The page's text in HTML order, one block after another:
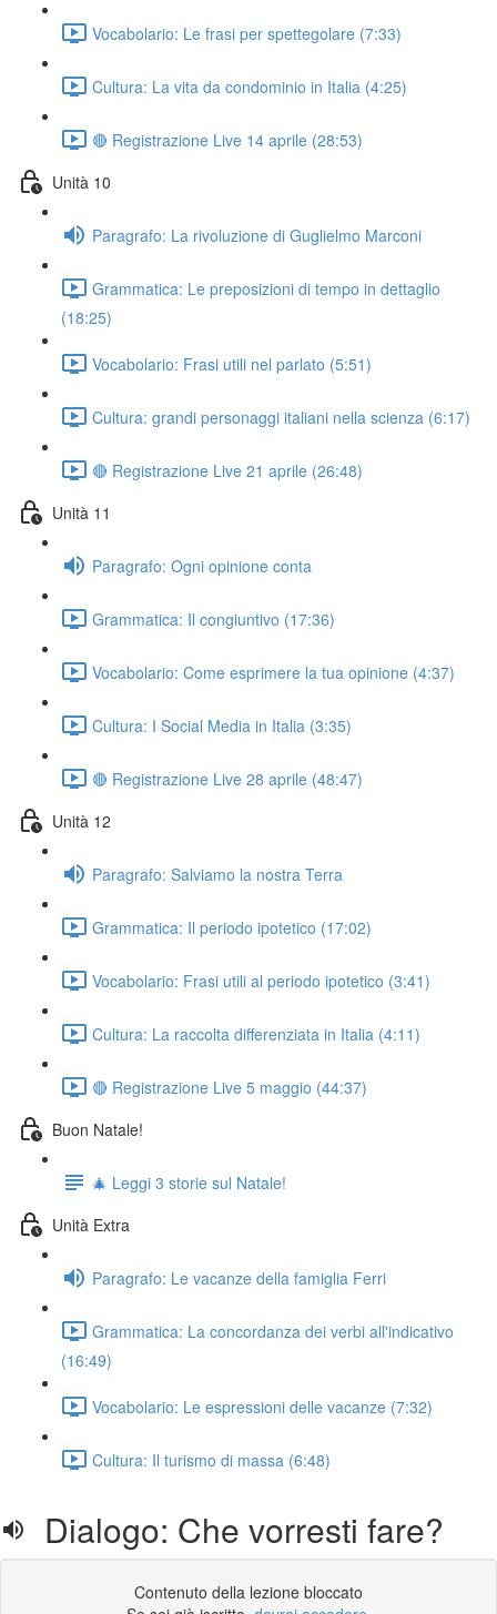
Vocabolario: Le frasi per spettegolare (7:33)
Cultura: La vita da condominio in Italia (4:25)
🔴 Registrazione Live 14 aprile (28:53)
Unità 10
Paragrafo: La rivoluzione di Guglielmo Marconi
Grammatica: Le preposizioni di tempo in dettaglio
(18:25)
Vocabolario: Frasi utili nel parlato (5:51)
Cultura: grandi personaggi italiani nella scienza (6:17)
🔴 Registrazione Live 21 aprile (26:48)
Unità 11
Paragrafo: Ogni opinione conta
Grammatica: Il congiuntivo (17:36)
Vocabolario: Come esprimere la tua opinione (4:37)
Cultura: I Social Media in Italia (3:35)
🔴 Registrazione Live 28 aprile (48:47)
Unità 12
Paragrafo: Salviamo la nostra Terra
Grammatica: Il periodo ipotetico (17:02)
Vocabolario: Frasi utili al periodo ipotetico (3:41)
Cultura: La raccolta differenziata in Italia (4:11)
🔴 Registrazione Live 5 maggio (44:37)
Buon Natale!
🎄 Leggi 3 storie sul Natale!
Unità Extra
Paragrafo: Le vacanze della famiglia Ferri
Grammatica: La concordanza dei verbi all'indicativo
(16:49)
Vocabolario: Le espressioni delle vacanze (7:32)
Cultura: Il turismo di massa (6:48)
Dialogo: Che vorresti fare?
Contenuto della lezione bloccato